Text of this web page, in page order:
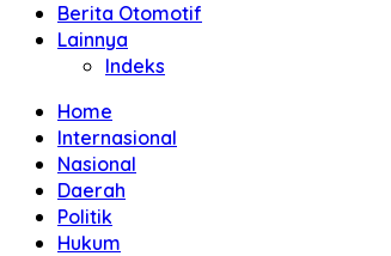
Berita Otomotif
Lainnya
Indeks
Home
Internasional
Nasional
Daerah
Politik
Hukum